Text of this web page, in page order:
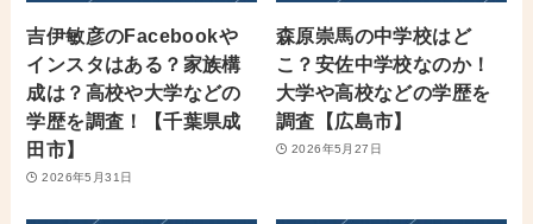
吉伊敏彦のFacebookや
インスタはある？家族構
成は？高校や大学などの
学歴を調査！【千葉県成
田市】
2026年5月31日
森原崇馬の中学校はど
こ？安佐中学校なのか！
大学や高校などの学歴を
調査【広島市】
2026年5月27日